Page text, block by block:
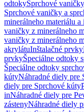
odtokySprchové
Sprchové vaničky a
minerálneho materiálu
vaničky z minerálneho
vaničky z minerálneho
akrylátuInštalačné prvky
prvkyŠpeciálne odtoky
Špeciálne odtoky
kútyNáhradné diely pre
diely pre Sprchové kúty
inNáhradné diely pre
zástenyNáhradné diely